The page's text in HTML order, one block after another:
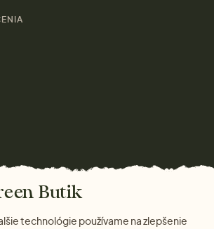
Butik
technológie používame na zlepšenie